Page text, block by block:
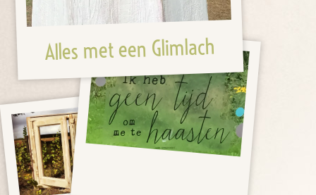
Alles met een Glimlach